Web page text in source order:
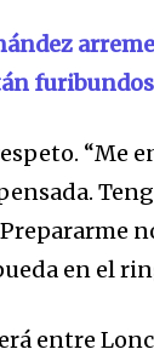
“Me
en el
entre